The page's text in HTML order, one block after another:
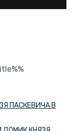
ПАСКЕВИЧА В